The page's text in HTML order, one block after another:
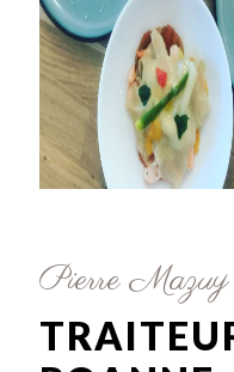
Pierre